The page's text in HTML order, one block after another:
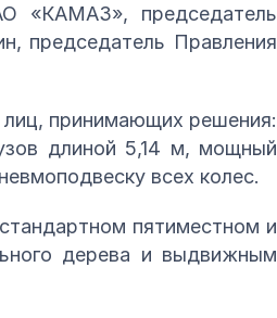
«КАМАЗ», председатель
председатель Правления
принимающих решения:
длиной 5,14 м, мощный
всех колес.
пятиместном и
дерева и выдвижным